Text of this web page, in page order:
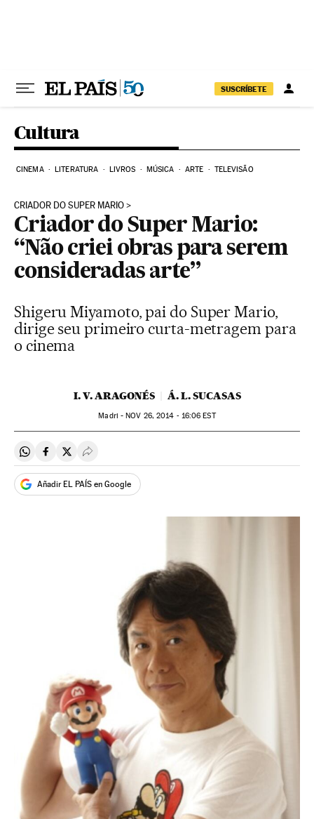
SUSCRÍBETE
Cultura
CINEMA LITERATURA LIVROS MÚSICA ARTE TELEVISÃO
CRIADOR DO SUPER MARIO
Criador do Super Mario:
“Não criei obras para serem
consideradas arte”
Shigeru Miyamoto, pai do Super Mario,
dirige seu primeiro curta-metragem para
o cinema
I. V. ARAGONÉS Á. L. SUCASAS
Madri -NOV 26, 2014 - 16:06 EST
Compartir en Whatsapp
Compartir en Facebook
Compartir en Twitter
Desplegar Redes Sociales
Añadir EL PAÍS en Google